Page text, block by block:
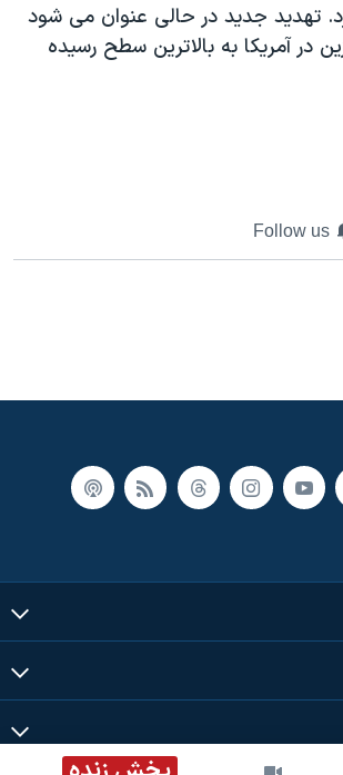
۹۸
آمریکا «سی‌پک»
به چین
تهديد جديد در حالی عنوان می شود
در آمريکا به بالاترين سطح رسيده
Follow us